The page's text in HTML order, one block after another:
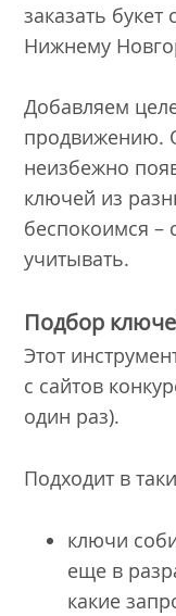
заказать букет
Нижнему
Добавляем
продвижению.
неизбежно
ключей из
беспокоимся –
учитывать.
Подбор
Этот
с сайтов
один раз).
Подходит в
ключи
еще в
какие